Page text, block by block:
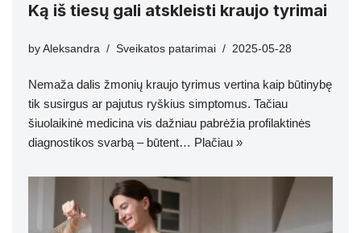
Ką iš tiesų gali atskleisti kraujo tyrimai
by Aleksandra Sveikatos patarimai 2025-05-28
Nemaža dalis žmonių kraujo tyrimus vertina kaip būtinybę
tik susirgus ar pajutus ryškius simptomus. Tačiau
šiuolaikinė medicina vis dažniau pabrėžia profilaktinės
diagnostikos svarbą – būtent… Plačiau »